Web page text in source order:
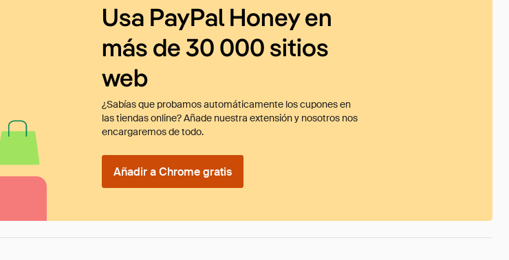
Usa PayPal Honey en
más de 30 000 sitios
web
¿Sabías que probamos automáticamente los cupones en
las tiendas online? Añade nuestra extensión y nosotros nos
encargaremos de todo.
Añadir a Chrome gratis